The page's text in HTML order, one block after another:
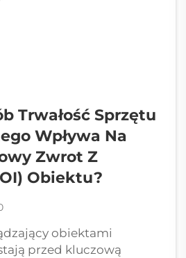
Trwałość Sprzętu
Wpływa Na
Zwrot Z
Obiektu?
obiektami
przed kluczową